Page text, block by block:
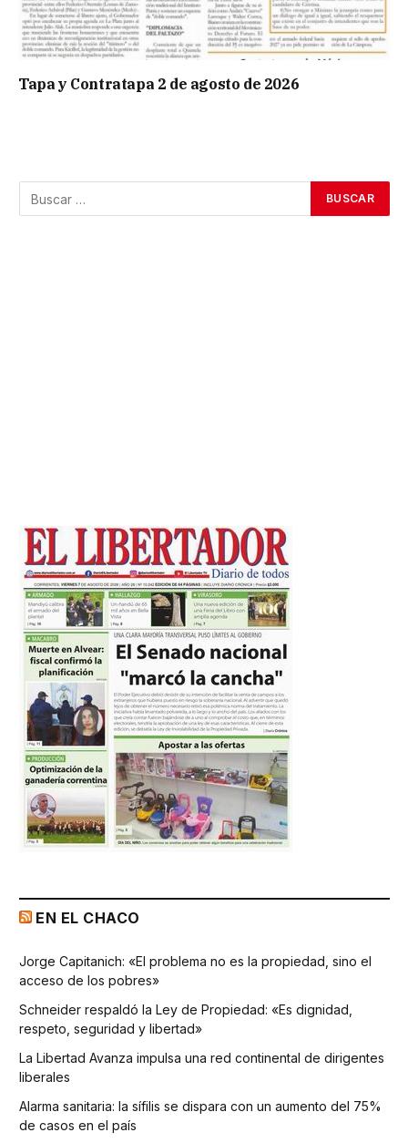
Tapa y Contratapa 2 de agosto de 2026
EN EL CHACO
Jorge Capitanich: «El problema no es la propiedad, sino el
acceso de los pobres»
Schneider respaldó la Ley de Propiedad: «Es dignidad,
respeto, seguridad y libertad»
La Libertad Avanza impulsa una red continental de dirigentes
liberales
Alarma sanitaria: la sífilis se dispara con un aumento del 75%
de casos en el país